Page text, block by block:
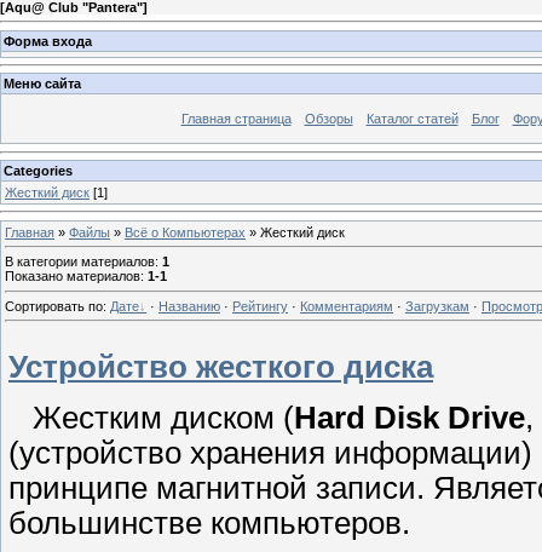
[Aqu@ Club "Pantera"]
Форма входа
Меню сайта
Главная страница Обзоры Каталог статей Блог
Categories
Жесткий диск [1]
Главная » Файлы » Всё о Компьютерах » Жесткий диск
В категории материалов: 1
Показано материалов: 1-1
Сортировать по: Дате · Названию · Рейтингу · Комментариям · Загрузкам ·
Устройство жесткого диска
Жестким диском (Hard Disk Drive,
(устройство хранения информации)
принципе магнитной записи.
большинстве компьютеров.